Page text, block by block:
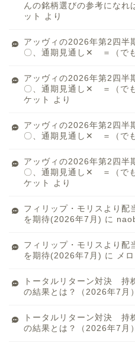
んの銘柄選びの参考になれ
ット
より
アッヴィの2026年第2四
〇、通期見通し✕ ＝（で
アッヴィの2026年第2四
〇、通期見通し✕ ＝（で
ケット
より
アッヴィの2026年第2四
〇、通期見通し✕ ＝（で
アッヴィの2026年第2四
〇、通期見通し✕ ＝（で
ケット
より
フィリップ・モリスより
を期待(2026年7月) に
フィリップ・モリスより
を期待(2026年7月) に メ
トータルリターン対決
の結果とは？（2026年7月）
トータルリターン対決
の結果とは？（2026年7月）